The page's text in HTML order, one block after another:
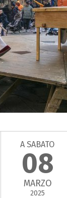
A SABATO
08
MARZO
2025